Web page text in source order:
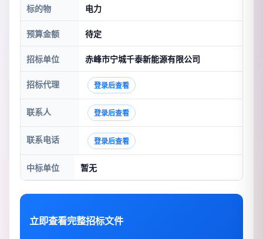
标的物 电力
预算金额 待定
招标单位 赤峰市宁城千泰新能源有限公司
招标代理 登录后查看
联系人 登录后查看
联系电话 登录后查看
中标单位 暂无
立即查看完整招标文件